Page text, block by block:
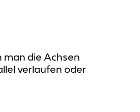
man die Achsen
verlaufen oder